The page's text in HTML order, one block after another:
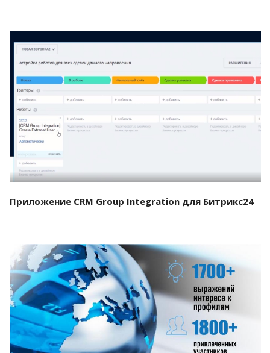
Смотреть проект
Приложение CRM Group Integration для Битрикс24
Смотреть проект